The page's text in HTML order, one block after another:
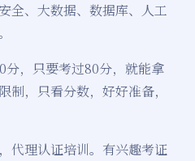
全、大数据、数据库、人工
分，只要考过80分，就能拿
制，只看分数，好好准备，
代理认证培训。有兴趣考证